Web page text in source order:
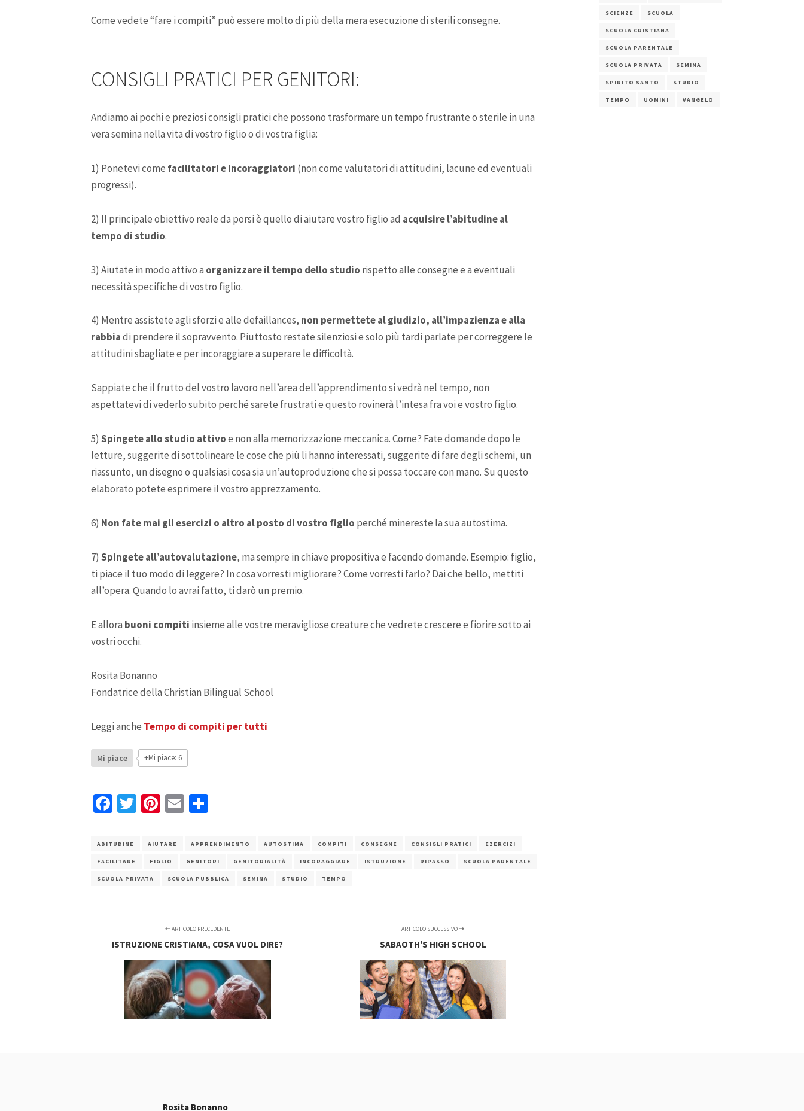
Come vedete “fare i compiti” può essere molto di più della mera esecuzione di sterili consegne.
CONSIGLI PRATICI PER GENITORI:
Andiamo ai pochi e preziosi consigli pratici che possono trasformare un tempo frustrante o sterile in una
vera semina nella vita di vostro figlio o di vostra figlia:
1) Ponetevi come facilitatori e incoraggiatori (non come valutatori di attitudini, lacune ed eventuali
progressi).
2) Il principale obiettivo reale da porsi è quello di aiutare vostro figlio ad acquisire l’abitudine al
tempo di studio.
3) Aiutate in modo attivo a organizzare il tempo dello studio rispetto alle consegne e a eventuali
necessità specifiche di vostro figlio.
4) Mentre assistete agli sforzi e alle defaillances, non permettete al giudizio, all’impazienza e alla
rabbiadi prendere il sopravvento. Piuttosto restate silenziosi e solo più tardi parlate per correggere le
attitudini sbagliate e per incoraggiare a superare le difficoltà.
Sappiate che il frutto del vostro lavoro nell’area dell’apprendimento si vedrà nel tempo, non
aspettatevi di vederlo subito perché sarete frustrati e questo rovinerà l’intesa fra voi e vostro figlio.
5) Spingete allo studio attivoe non alla memorizzazione meccanica. Come? Fate domande dopo le
letture, suggerite di sottolineare le cose che più li hanno interessati, suggerite di fare degli schemi, un
riassunto, un disegno o qualsiasi cosa sia un’autoproduzione che si possa toccare con mano. Su questo
elaborato potete esprimere il vostro apprezzamento.
6) Non fate mai gli esercizi o altro al posto di vostro figlio perché minereste la sua autostima.
7) Spingete all’autovalutazione, ma sempre in chiave propositiva e facendo domande. Esempio: figlio,
ti piace il tuo modo di leggere? In cosa vorresti migliorare? Come vorresti farlo? Dai che bello, mettiti
all’opera. Quando lo avrai fatto, ti darò un premio.
E allora buoni compiti insieme alle vostre meravigliose creature che vedrete crescere e fiorire sotto ai
vostri occhi.
Rosita Bonanno
Fondatrice della Christian Bilingual School
Leggi anche Tempo di compiti per tutti
Mi piace +Mi piace: 6
Facebook
Twitter
Pinterest
Email
ABITUDINE AIUTARE APPRENDIMENTO AUTOSTIMA COMPITI CONSEGNE CONSIGLI PRATICI EZERCIZI
FACILITARE FIGLIO GENITORI GENITORIALITÀ INCORAGGIARE ISTRUZIONE RIPASSO SCUOLA PARENTALE
SCUOLA PRIVATA SCUOLA PUBBLICA SEMINA STUDIO TEMPO
ARTICOLO PRECEDENTE
ISTRUZIONE CRISTIANA, COSA VUOL DIRE?
ARTICOLO SUCCESSIVO
SABAOTH'S HIGH SCHOOL
Rosita Bonanno
SCIENZE SCUOLA
SCUOLA CRISTIANA
SCUOLA PARENTALE
SCUOLA PRIVATA SEMINA
SPIRITO SANTO STUDIO
TEMPO UOMINI VANGELO